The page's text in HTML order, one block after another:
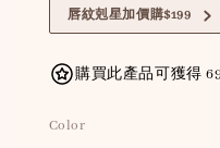
唇紋剋星加價購$199
購買此產品可獲得
Color